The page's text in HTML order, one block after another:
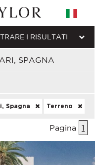
SPAGNA
I RISULTATI
Spagna Terreno
Pagina 1